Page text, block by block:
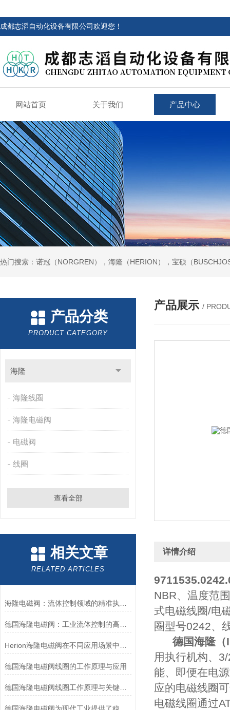
成都志滔自动化设备有限公司欢迎您！
网站首页 关于我们 产品中心
热门搜索：诺冠（NORGREN），海隆（HERION），宝硕（
产品分类
PRODUCT CATEGORY
海隆
海隆线圈
海隆电磁阀
电磁阀
线圈
查看全部
相关文章
RELATED ARTICLES
德国海隆电磁阀线圈的工作原理与应用
德国海隆电磁阀线圈工作原理与关键作用
产品展示 /
详情介绍
NBR、温度范
式电磁线圈/电
圈型号0242、
德国海隆（
用执行机构、
能、即便在电
应的电磁线圈
电磁线圈通过